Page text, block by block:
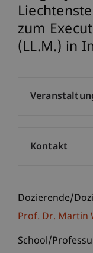
zum
(LL.M.) in
Dozierende/
Prof. Dr. Martin
School/
Kontakt